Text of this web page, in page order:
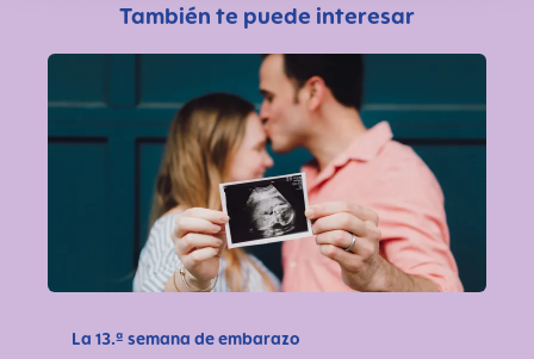
También te puede interesar
La 13.ª semana de embarazo